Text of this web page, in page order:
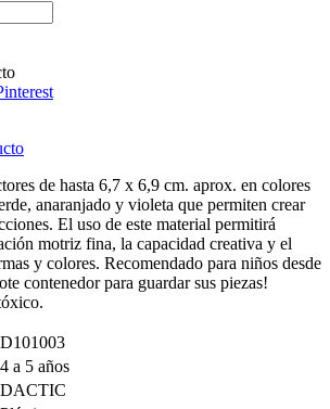
de hasta 6,7 x 6,9 cm. aprox. en colores
anaranjado y violeta que permiten crear
El uso de este material permitirá
motriz fina, la capacidad creativa y el
y colores. Recomendado para niños desde
contenedor para guardar sus piezas!
D101003
4 a 5 años
DACTIC